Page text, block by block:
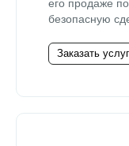
его продаже
безопасную
Заказать